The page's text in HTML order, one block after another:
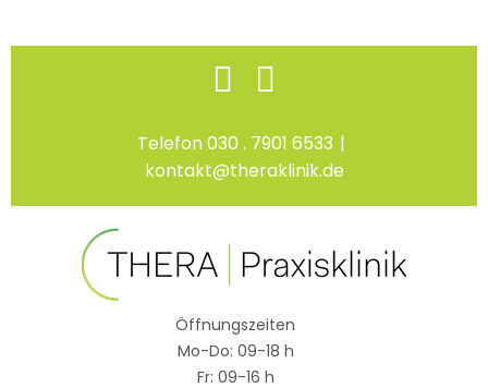
Skip
Facebook
Telefon 030 . 7901 6533 |
kontakt@theraklinik.de
Öffnungszeiten
Mo-Do: 09-18 h
Fr: 09-16 h